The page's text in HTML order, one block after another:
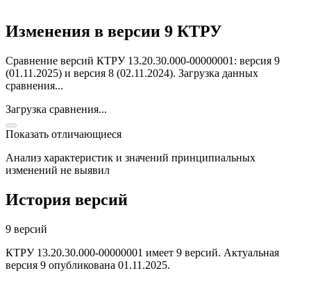
Изменения в версии 9 КТРУ
Сравнение версий КТРУ 13.20.30.000-00000001: версия 9
(01.11.2025) и версия 8 (02.11.2024). Загрузка данных
сравнения...
Загрузка сравнения...
Показать отличающиеся
Анализ характеристик и значений принципиальных
изменений не выявил
История версий
9 версий
КТРУ 13.20.30.000-00000001 имеет 9 версий. Актуальная
версия 9 опубликована 01.11.2025.